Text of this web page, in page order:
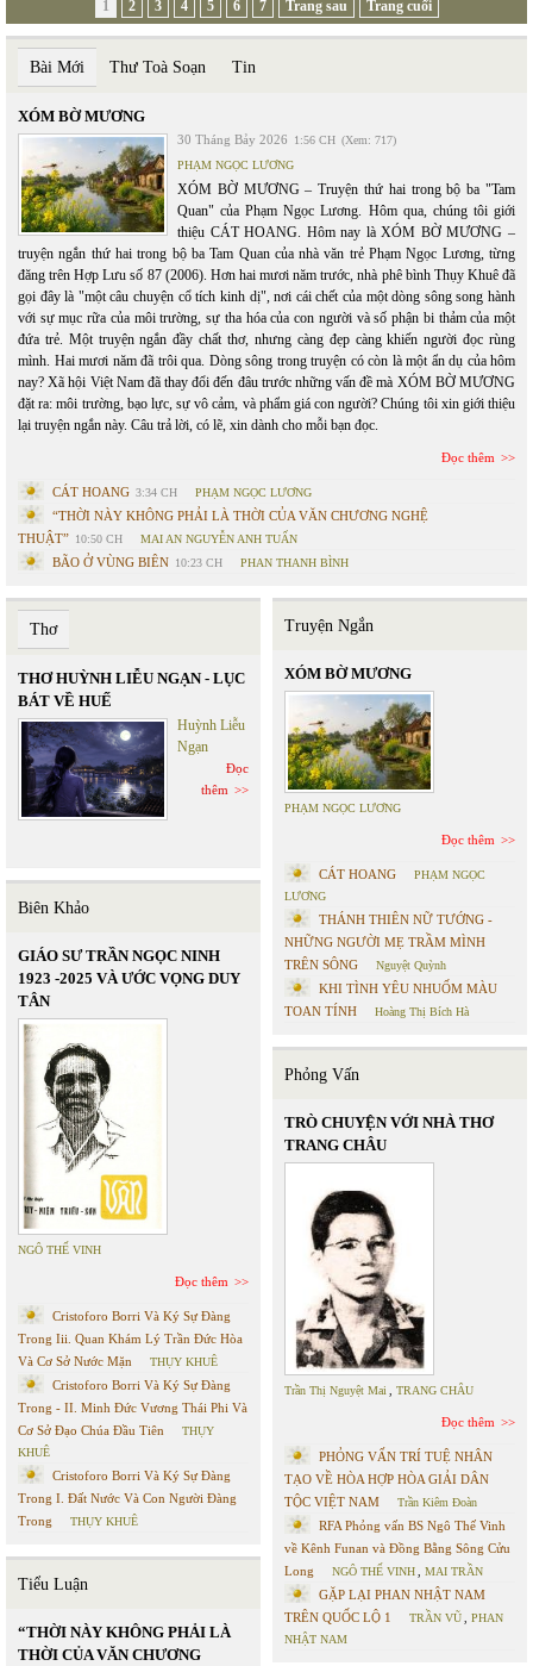
1 2 3 4 5 6 7 Trang sau Trang cuối
Bài Mới Thư Toà Soạn Tin
XÓM BỜ MƯƠNG
30 Tháng Bảy 2026 1:56 CH (Xem: 717)
PHẠM NGỌC LƯƠNG
XÓM BỜ MƯƠNG – Truyện thứ hai trong bộ ba "Tam
Quan" của Phạm Ngọc Lương. Hôm qua, chúng tôi giới
thiệu CÁT HOANG. Hôm nay là XÓM BỜ MƯƠNG –
truyện ngắn thứ hai trong bộ ba Tam Quan của nhà văn trẻ Phạm Ngọc Lương, từng
đăng trên Hợp Lưu số 87 (2006). Hơn hai mươi năm trước, nhà phê bình Thụy Khuê đã
gọi đây là "một câu chuyện cổ tích kinh dị", nơi cái chết của một dòng sông song hành
với sự mục rữa của môi trường, sự tha hóa của con người và số phận bi thảm của một
đứa trẻ. Một truyện ngắn đầy chất thơ, nhưng càng đẹp càng khiến người đọc rùng
mình. Hai mươi năm đã trôi qua. Dòng sông trong truyện có còn là một ẩn dụ của hôm
nay? Xã hội Việt Nam đã thay đổi đến đâu trước những vấn đề mà XÓM BỜ MƯƠNG
đặt ra: môi trường, bạo lực, sự vô cảm, và phẩm giá con người? Chúng tôi xin giới thiệu
lại truyện ngắn này. Câu trả lời, có lẽ, xin dành cho mỗi bạn đọc.
Đọc thêm
CÁT HOANG 3:34 CH PHẠM NGỌC LƯƠNG
“THỜI NÀY KHÔNG PHẢI LÀ THỜI CỦA VĂN CHƯƠNG NGHỆ
THUẬT” 10:50 CH MAI AN NGUYỄN ANH TUẤN
BÃO Ở VÙNG BIÊN 10:23 CH PHAN THANH BÌNH
Thơ
THƠ HUỲNH LIỄU NGẠN - LỤC
BÁT VỀ HUẾ
Huỳnh Liễu
Ngạn
Đọc
thêm
Biên Khảo
GIÁO SƯ TRẦN NGỌC NINH
1923 -2025 VÀ ƯỚC VỌNG DUY
TÂN
NGÔ THẾ VINH
Đọc thêm
Cristoforo Borri Và Ký Sự Đàng
Trong Iii. Quan Khám Lý Trần Đức Hòa
Và Cơ Sở Nước Mặn
THỤY KHUÊ
Cristoforo Borri Và Ký Sự Đàng
Trong - II. Minh Đức Vương Thái Phi Và
Cơ Sở Đạo Chúa Đầu Tiên
THỤY
KHUÊ
Cristoforo Borri Và Ký Sự Đàng
Trong I. Đất Nước Và Con Người Đàng
Trong
THỤY KHUÊ
Tiểu Luận
“THỜI NÀY KHÔNG PHẢI LÀ
THỜI CỦA VĂN CHƯƠNG
Truyện Ngắn
XÓM BỜ MƯƠNG
PHẠM NGỌC LƯƠNG
Đọc thêm
CÁT HOANG
PHẠM NGỌC
LƯƠNG
THÁNH THIÊN NỮ TƯỚNG -
NHỮNG NGƯỜI MẸ TRẦM MÌNH
TRÊN SÔNG
Nguyệt Quỳnh
KHI TÌNH YÊU NHUỐM MÀU
TOAN TÍNH
Hoàng Thị Bích Hà
Phỏng Vấn
TRÒ CHUYỆN VỚI NHÀ THƠ
TRANG CHÂU
Trần Thị Nguyệt Mai TRANG CHÂU
Đọc thêm
PHỎNG VẤN TRÍ TUỆ NHÂN
TẠO VỀ HÒA HỢP HÒA GIẢI DÂN
TỘC VIỆT NAM
Trần Kiêm Đoàn
RFA Phỏng vấn BS Ngô Thế Vinh
về Kênh Funan và Đồng Bằng Sông Cửu
Long
NGÔ THẾ VINH MAI TRẦN
GẶP LẠI PHAN NHẬT NAM
TRÊN QUỐC LỘ 1
TRẦN VŨ
PHAN
NHẬT NAM